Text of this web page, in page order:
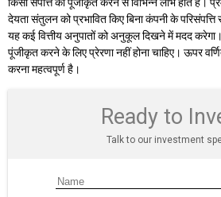
किसी संपत्ति को पूंजीकृत करने से विभिन्न लाभ होते हैं।
देयता संतुलन को प्रभावित किए बिना कंपनी के
यह कई वित्तीय अनुपातों को अनुकूल दिखने में मदद
पूंजीकृत करने के लिए प्रेरणा नहीं होना चाहिए। ऊपर
करना महत्वपूर्ण है।
Ready to
Talk to our investment